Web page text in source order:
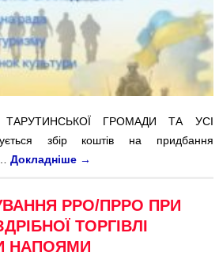
ГРОМАДИ ТА УСІ
збір коштів на придбання
Докладніше →
РРО/ПРРО ПРИ
ТОРГІВЛІ
НАПОЯМИ